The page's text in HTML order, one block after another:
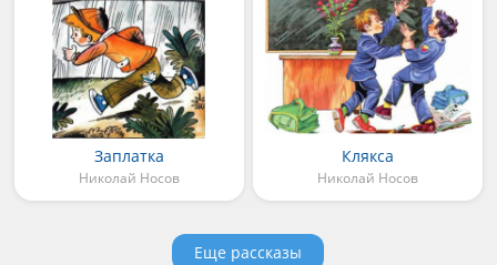
Заплатка
Николай Носов
Клякса
Николай Носов
Еще рассказы